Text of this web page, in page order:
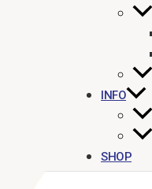
INFO
SHOP